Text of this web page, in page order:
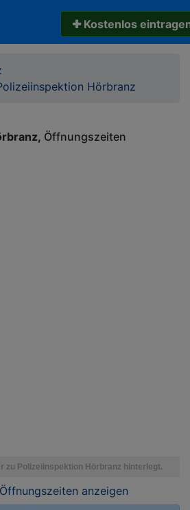
✚ Kostenlos
Hörbranz
Öffnungszeiten
anzeigen